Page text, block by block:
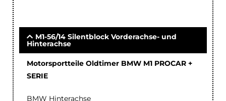
M1-56/14 Silentblock Vorderachse- und
Hinterachse
Motorsportteile Oldtimer BMW M1 PROCAR +
SERIE
BMW Hinterachse